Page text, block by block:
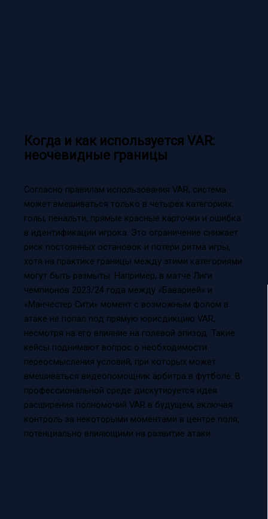
Когда и как используется VAR:
неочевидные границы
Согласно правилам использования VAR, система
может вмешиваться только в четырёх категориях:
голы, пенальти, прямые красные карточки и ошибка
в идентификации игрока. Это ограничение снижает
риск постоянных остановок и потери ритма игры,
хотя на практике границы между этими категориями
могут быть размыты. Например, в матче Лиги
чемпионов 2023/24 года между «Баварией» и
«Манчестер Сити» момент с возможным фолом в
атаке не попал под прямую юрисдикцию VAR,
несмотря на его влияние на голевой эпизод. Такие
кейсы поднимают вопрос о необходимости
переосмысления условий, при которых может
вмешиваться видеопомощник арбитра в футболе. В
профессиональной среде дискутируется идея
расширения полномочий VAR в будущем, включая
контроль за некоторыми моментами в центре поля,
потенциально влияющими на развитие атаки.